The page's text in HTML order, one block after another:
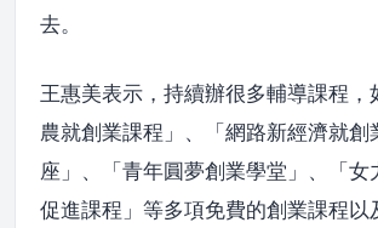
去。
王惠美表示，持續辦很多輔導課程
農就創業課程」、「網路新經濟就創
座」、「青年圓夢創業學堂」、「女
促進課程」等多項免費的創業課程以